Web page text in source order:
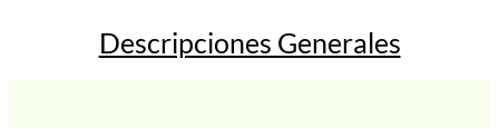
Descripciones Generales